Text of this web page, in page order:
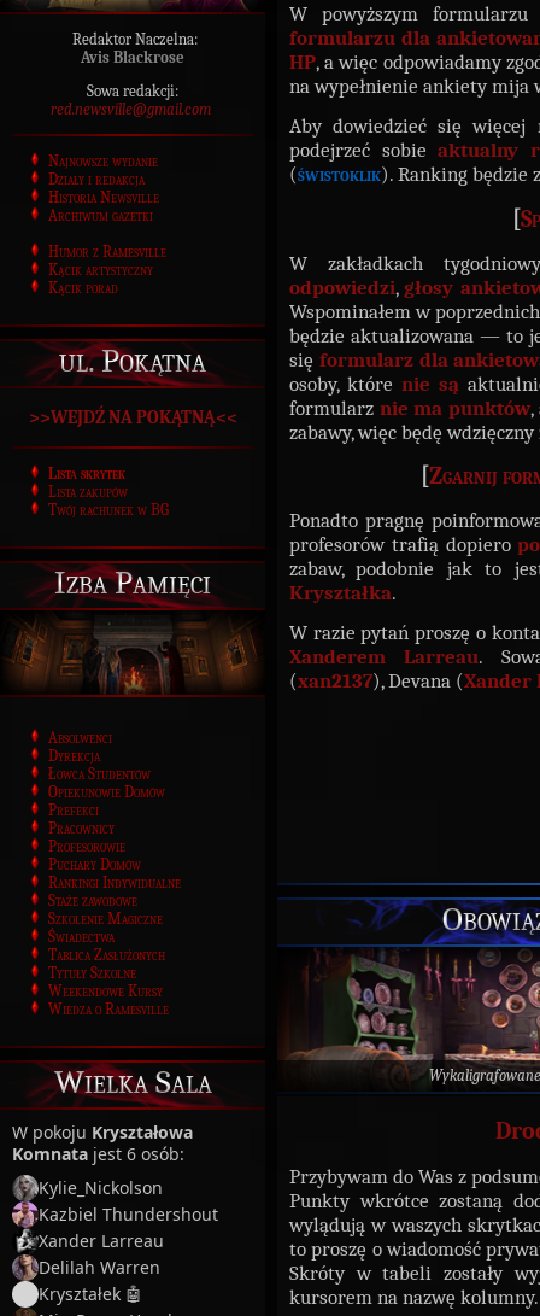
Redaktor Naczelna:
Avis Blackrose
Sowa redakcji:
red.newsville@gmail.com
Najnowsze wydanie
Działy i redakcja
Historia Newsville
Archiwum gazetki
Humor z Ramesville
Kącik artystyczny
Kącik porad
ul. Pokątna
>>WEJDŹ NA POKĄTNĄ<<
Lista skrytek
Lista zakupów
Twój rachunek w BG
Izba Pamięci
Absolwenci
Dyrekcja
Łowca Studentów
Opiekunowie Domów
Prefekci
Pracownicy
Profesorowie
Puchary Domów
Rankingi Indywidualne
Staże zawodowe
Szkolenie Magiczne
Świadectwa
Tablica Zasłużonych
Tytuły Szkolne
Weekendowe Kursy
Wiedza o Ramesville
Wielka Sala
W pokoju Kryształowa
Komnata jest 6 osób:
Kylie_Nickolson
Kazbiel Thundershout
Xander Larreau
Delilah Warren
Kryształek 🤖
W powyższym
formularzu dla
HP, a więc odpowiadamy
na wypełnienie ankiety mija
Aby dowiedzieć się
podejrzeć sobie aktualny
(świstoklik). Ranking będzie
[
W zakładkach
odpowiedzi,głosy
Wspominałem w
będzie aktualizowana — to
się formularz dla
osoby, które nie są
formularz nie ma punktów,
zabawy, więc będę
[Zgarnij
Ponadto pragnę
profesorów trafią dopiero
zabaw, podobnie jak to
Kryształka.
W razie pytań proszę o
Xanderem Larreau.
(xan2137), Devana (Xander
Przybywam do Was z
Punkty wkrótce zostaną
wylądują w waszych
to proszę o wiadomość
Skróty w tabeli zostały
kursorem na nazwę kolumny.